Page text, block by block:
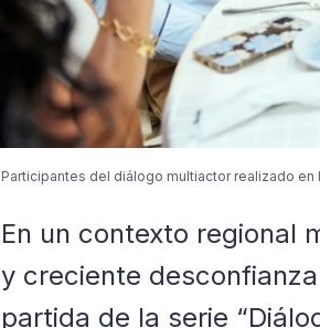
Participantes del diálogo multiactor realizado
En un contexto regional
y creciente
partida de la serie